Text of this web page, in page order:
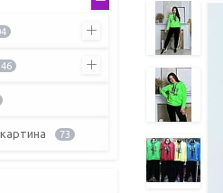
картина 73